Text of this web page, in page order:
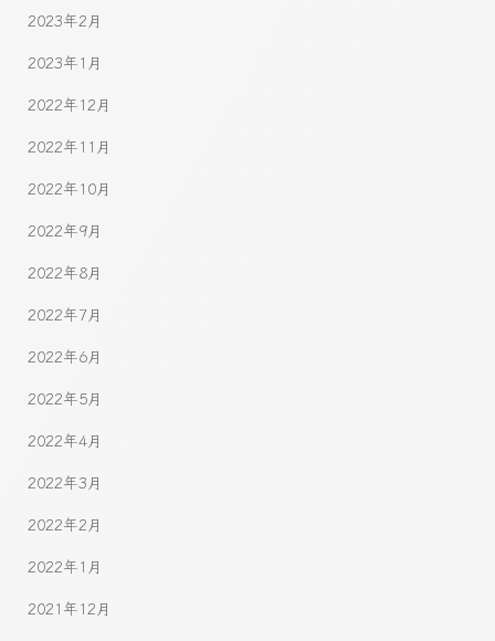
2023年2月
2023年1月
2022年12月
2022年11月
2022年10月
2022年9月
2022年8月
2022年7月
2022年6月
2022年5月
2022年4月
2022年3月
2022年2月
2022年1月
2021年12月